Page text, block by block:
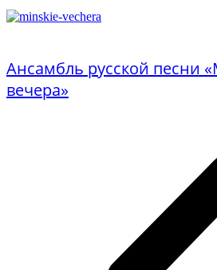
Ансамбль русской песни
вечера»